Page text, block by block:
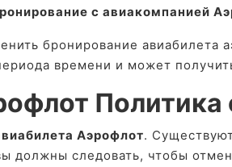
с авиакомпанией
бронирование авиабилета
времени и может
Аэрофлот.
должны следовать, чтобы